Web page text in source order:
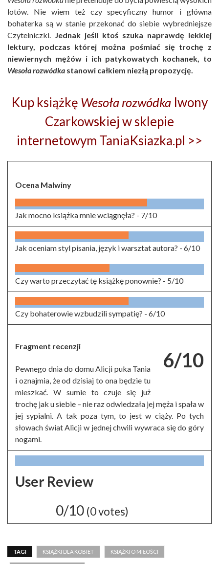
lotów. Nie wiem też czy specyficzny humor i główna
bohaterka są w stanie przekonać do siebie wybredniejsze
Czytelniczki. Jednak jeśli ktoś szuka naprawdę lekkiej
lektury, podczas której można pośmiać się trochę z
niewiernych mężów i ich patykowatych kochanek, to
Wesoła rozwódka stanowi całkiem niezłą propozycję.
Kup książkę Wesoła rozwódka Iwony
Czarkowskiej w sklepie
internetowym TaniaKsiazka.pl >>
Ocena Malwiny
Jak mocno książka mnie wciągnęła? - 7/10
Jak oceniam styl pisania, język i warsztat autora? - 6/10
Czy warto przeczytać tę książkę ponownie? - 5/10
Czy bohaterowie wzbudzili sympatię? - 6/10
6/10
Fragment recenzji
Pewnego dnia do domu Alicji puka Tania
i oznajmia, że od dzisiaj to ona będzie tu
mieszkać. W sumie to czuje się już
trochę jak u siebie – nie raz odwiedzała jej męża i spała w
jej sypialni. A tak poza tym, to jest w ciąży. Po tych
słowach świat Alicji w jednej chwili wywraca się do góry
nogami.
User Review
0/10 (0votes)
TAGI KSIĄŻKI DLA KOBIET KSIĄŻKI O MIŁOŚCI